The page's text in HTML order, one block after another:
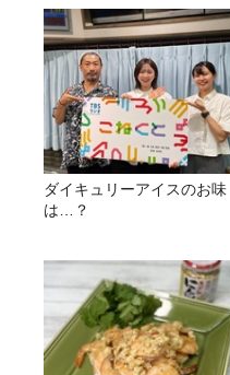
ダイキュリーアイスのお味
は…？